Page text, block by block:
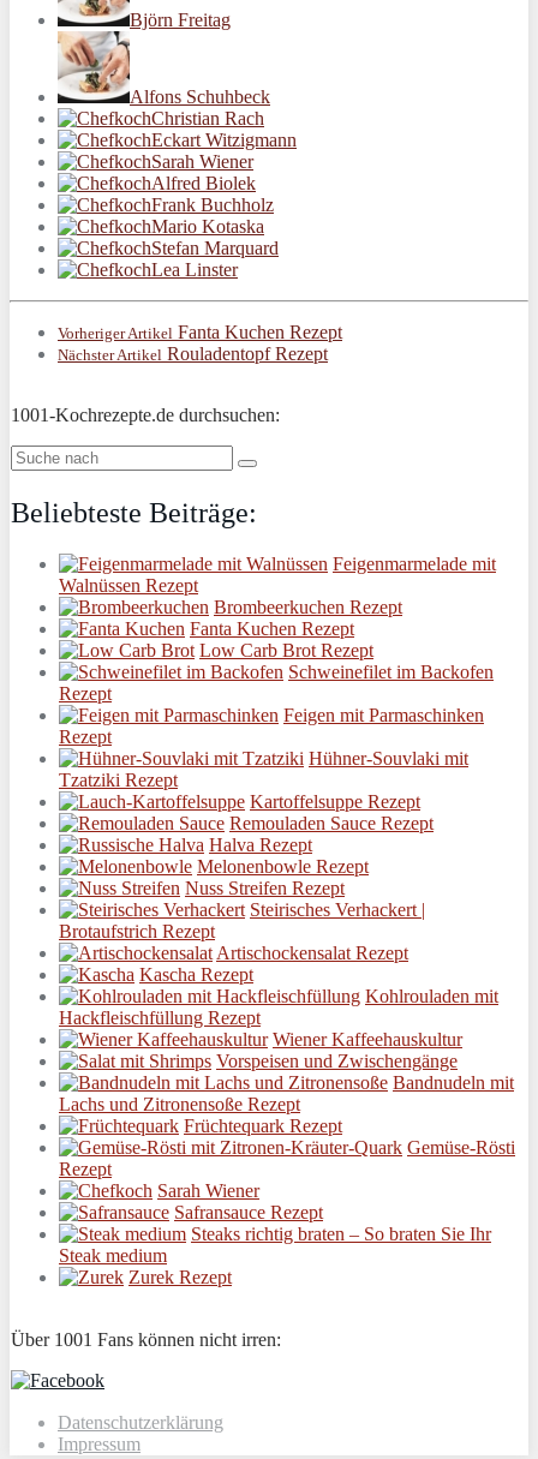
Björn Freitag
Alfons Schuhbeck
Christian Rach
Eckart Witzigmann
Sarah Wiener
Alfred Biolek
Frank Buchholz
Mario Kotaska
Stefan Marquard
Lea Linster
Vorheriger Artikel Fanta Kuchen Rezept
Nächster Artikel Rouladentopf Rezept
1001-Kochrezepte.de durchsuchen:
Beliebteste Beiträge:
Feigenmarmelade mit
Walnüssen Rezept
Brombeerkuchen Rezept
Fanta Kuchen Rezept
Low Carb Brot Rezept
Schweinefilet im Backofen
Rezept
Feigen mit Parmaschinken
Rezept
Hühner-Souvlaki mit
Tzatziki Rezept
Kartoffelsuppe Rezept
Remouladen Sauce Rezept
Halva Rezept
Melonenbowle Rezept
Nuss Streifen Rezept
Steirisches Verhackert |
Brotaufstrich Rezept
Artischockensalat Rezept
Kascha Rezept
Kohlrouladen mit
Hackfleischfüllung Rezept
Wiener Kaffeehauskultur
Vorspeisen und Zwischengänge
Bandnudeln mit
Lachs und Zitronensoße Rezept
Früchtequark Rezept
Gemüse-Rösti
Rezept
Sarah Wiener
Safransauce Rezept
Steaks richtig braten – So braten Sie Ihr
Steak medium
Zurek Rezept
Über 1001 Fans können nicht irren:
Datenschutzerklärung
Impressum